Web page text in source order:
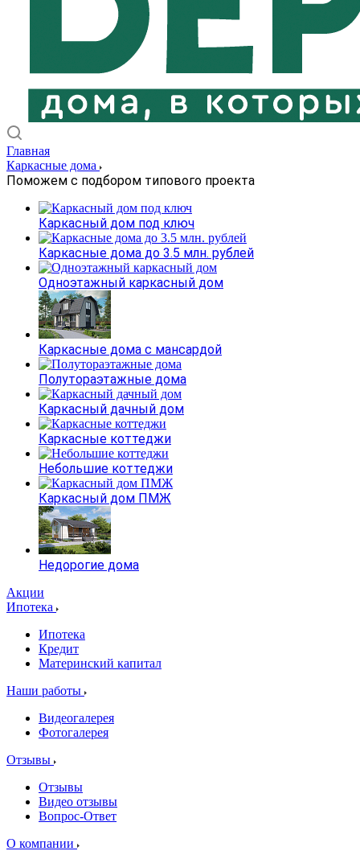
Главная
Каркасные дома
Поможем с подбором типового проекта
Каркасный дом под ключ
Каркасные дома до 3.5 млн. рублей
Одноэтажный каркасный дом
Каркасные дома с мансардой
Полутораэтажные дома
Каркасный дачный дом
Каркасные коттеджи
Небольшие коттеджи
Каркасный дом ПМЖ
Недорогие дома
Акции
Ипотека
Ипотека
Кредит
Материнский капитал
Наши работы
Видеогалерея
Фотогалерея
Отзывы
Отзывы
Видео отзывы
Вопрос-Ответ
О компании